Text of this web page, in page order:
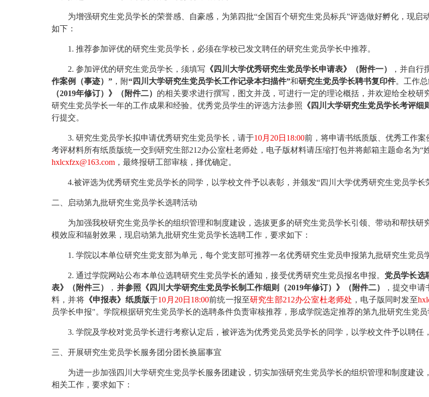
为增强研究生党员学长的荣誉感、自豪感，为第四批“全国百个研究生党员标兵”评选做好孵化，现启
如下：
1. 推荐参加评优的研究生党员学长，必须在学校已发文聘任的研究生党员学长中推荐。
2. 参加评优的研究生党员学长，须填写 《四川大学优秀研究生党员学长申请表》 （附件一） ，并自行
作案例（事迹）” ，附“四川大学研究生党员学长工作记录本扫描件”和研究生党员学长聘书复印件。工作
（2019年修订）》 （附件二） 的相关要求进行撰写，图文并茂，可进行一定的理论概括，并欢迎给全校
研究生党员学长一年的工作成果和经验。 优秀党员学生的评选方法参照 《四川大学研究生党员学长考评细
行提交。
3. 研究生党员学长拟申请优秀研究生党员学长 ， 请于10月20日 18:00前 ， 将申请书纸质版、优秀工作案
考评材料所有纸质版统一交到 研究生部212办公室杜老师处 ，电子版材料请压缩打包并将邮箱主题命名为“
hxlcxfzx@163.com ，最终报研工部审核，择优确定。
4.被评选为优秀研究生党员学长的同学，以学校文件予以表彰，并颁发“四川大学优秀研究生党员学长
二、启动第九批研究生党员学长选聘活动
为加强我校研究生党员学长的组织管理和制度建设， 选拔更多的研究生党员学长引领、带动和帮扶
模效应和辐射效果，现启动第九批研究生党员学长选聘工作 ，要求如下：
1. 学院以本单位研究生党支部为单元，每个党支部可推荐一名优秀研究生党员申报第九批研究生党员
2.通过学院网站公布本单位选聘研究生党员学长的通知，接受优秀研究生党员报名申报。 党员学长选
表》
（附件三） ， 并参照《四川大学研究生党员学长制工作细则（2019年修订）》（附件二） ，提交申请
料，并将《申报表》纸质版于10月20日 18:00前统一报至研究生部212办公室杜老师处 ，电子版同时发至
员学长申报"。 学院根据研究生党员学长的选聘条件负责审核推荐，形成学院选定推荐的第九批研究生党员
3. 学院及学校对党员学长进行考察认定后，被评选为优秀党员党员学长的同学，以学校文件予以聘任
三、开展研究生党员学长服务团分团长换届事宜
为进一步加强四川大学研究生党员学长服务团建设，切实加强研究生党员学长的组织管理和制度建
相关工作，要求如下：